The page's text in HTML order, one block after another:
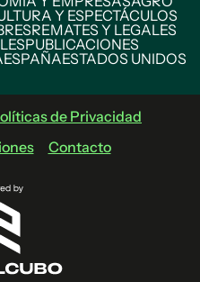
Y ESPECTÁCULOS
REMATES Y LEGALES
PUBLICACIONES
ESPAÑAESTADOS UNIDOS
de Privacidad
Contacto